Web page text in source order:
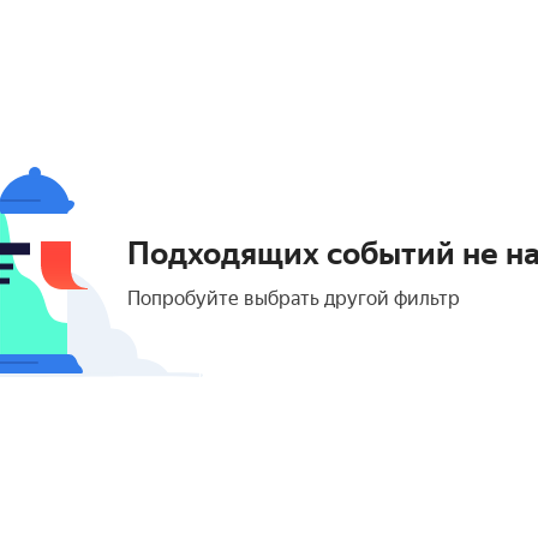
Подходящих событий не
Попробуйте выбрать другой фильтр